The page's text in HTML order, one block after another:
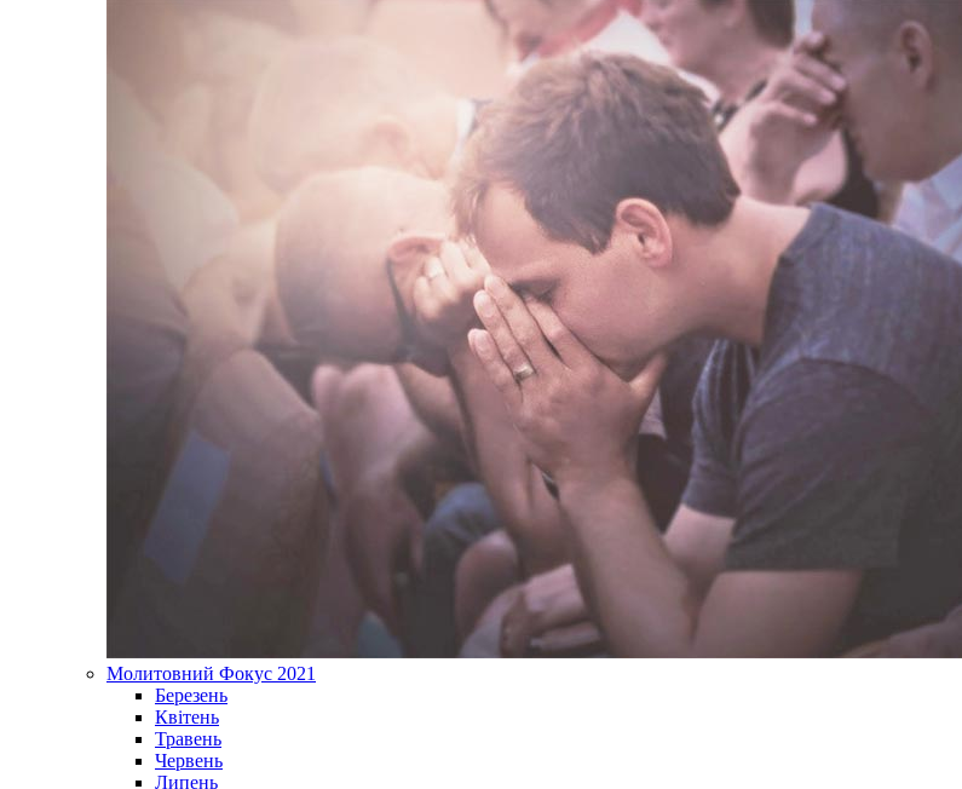
Молитовний Фокус 2021
Березень
Квітень
Травень
Червень
Липень